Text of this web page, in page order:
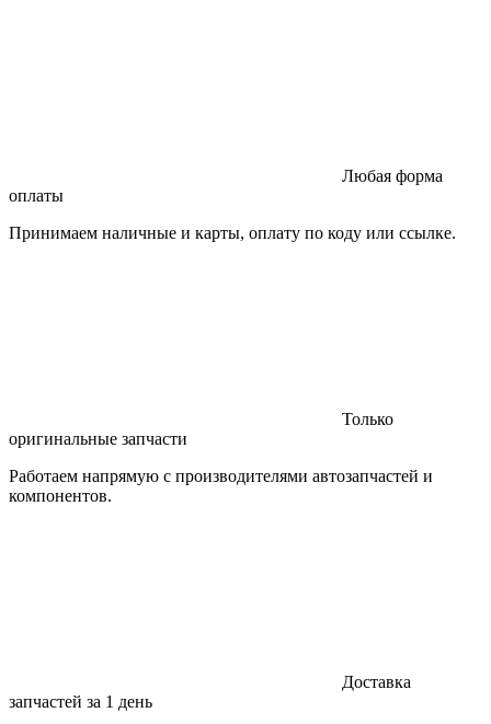
Любая форма
оплаты
Принимаем наличные и карты, оплату по коду или ссылке.
Только
оригинальные запчасти
Работаем напрямую с производителями автозапчастей и
компонентов.
Доставка
запчастей за 1 день